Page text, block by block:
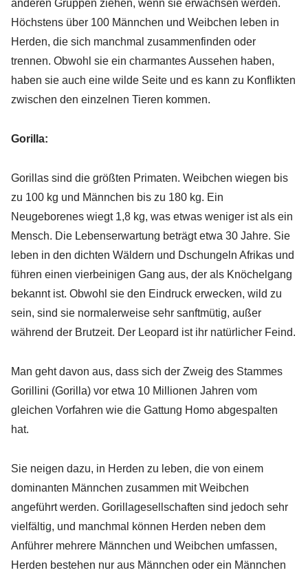
anderen Gruppen ziehen, wenn sie erwachsen werden.
Höchstens über 100 Männchen und Weibchen leben in
Herden, die sich manchmal zusammenfinden oder
trennen. Obwohl sie ein charmantes Aussehen haben,
haben sie auch eine wilde Seite und es kann zu Konflikten
zwischen den einzelnen Tieren kommen.
Gorilla:
Gorillas sind die größten Primaten. Weibchen wiegen bis
zu 100 kg und Männchen bis zu 180 kg. Ein
Neugeborenes wiegt 1,8 kg, was etwas weniger ist als ein
Mensch. Die Lebenserwartung beträgt etwa 30 Jahre. Sie
leben in den dichten Wäldern und Dschungeln Afrikas und
führen einen vierbeinigen Gang aus, der als Knöchelgang
bekannt ist. Obwohl sie den Eindruck erwecken, wild zu
sein, sind sie normalerweise sehr sanftmütig, außer
während der Brutzeit. Der Leopard ist ihr natürlicher Feind.
Man geht davon aus, dass sich der Zweig des Stammes
Gorillini (Gorilla) vor etwa 10 Millionen Jahren vom
gleichen Vorfahren wie die Gattung Homo abgespalten
hat.
Sie neigen dazu, in Herden zu leben, die von einem
dominanten Männchen zusammen mit Weibchen
angeführt werden. Gorillagesellschaften sind jedoch sehr
vielfältig, und manchmal können Herden neben dem
Anführer mehrere Männchen und Weibchen umfassen,
Herden bestehen nur aus Männchen oder ein Männchen